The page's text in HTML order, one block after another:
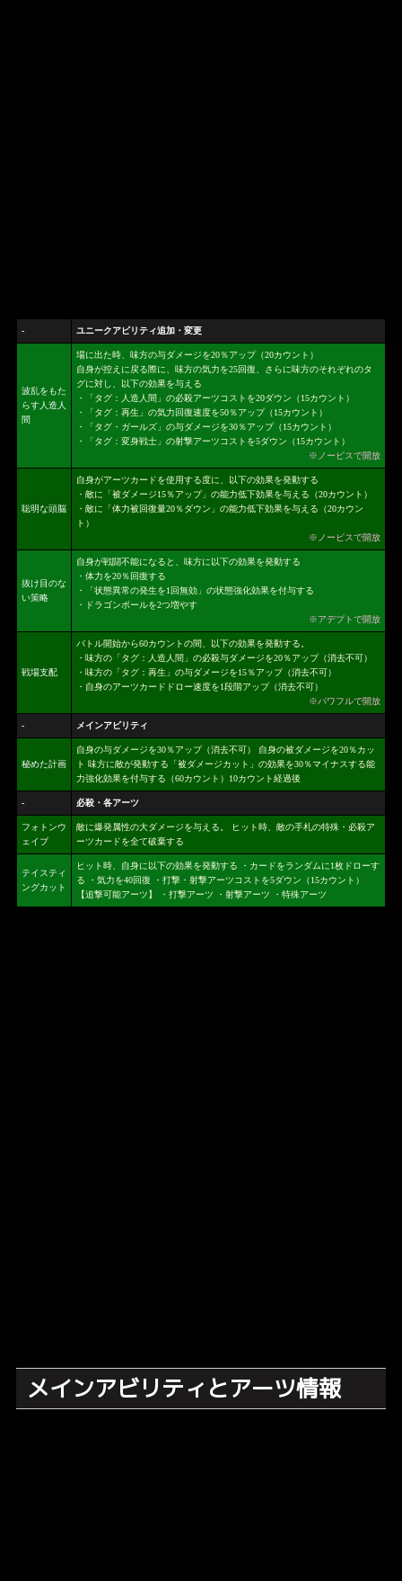
- ユニークアビリティ追加・変更
波乱をもた
らす人造人
間
場に出た時、味方の与ダメージを20％アップ（20カウント）
自身が控えに戻る際に、味方の気力を25回復、さらに味方のそれぞれのタ
グに対し、以下の効果を与える
・「タグ：人造人間」の必殺アーツコストを20ダウン（15カウント）
・「タグ：再生」の気力回復速度を50％アップ（15カウント）
・「タグ・ガールズ」の与ダメージを30％アップ（15カウント）
・「タグ：変身戦士」の射撃アーツコストを5ダウン（15カウント）
※ノービスで開放
聡明な頭脳
自身がアーツカードを使用する度に、以下の効果を発動する
・敵に「被ダメージ15％アップ」の能力低下効果を与える（20カウント）
・敵に「体力被回復量20％ダウン」の能力低下効果を与える（20カウン
ト）
※ノービスで開放
抜け目のな
い策略
自身が戦闘不能になると、味方に以下の効果を発動する
・体力を20％回復する
・「状態異常の発生を1回無効」の状態強化効果を付与する
・ドラゴンボールを2つ増やす
※アデプトで開放
戦場支配
バトル開始から60カウントの間、以下の効果を発動する。
・味方の「タグ：人造人間」の必殺与ダメージを20％アップ（消去不可）
・味方の「タグ：再生」の与ダメージを15％アップ（消去不可）
・自身のアーツカードドロー速度を1段階アップ（消去不可）
※パワフルで開放
- メインアビリティ
秘めた計画
自身の与ダメージを30％アップ（消去不可） 自身の被ダメージを20％カッ
ト 味方に敵が発動する「被ダメージカット」の効果を30％マイナスする能
力強化効果を付与する（60カウント）10カウント経過後
- 必殺・各アーツ
フォトンウ
ェイブ
敵に爆発属性の大ダメージを与える。 ヒット時、敵の手札の特殊・必殺ア
ーツカードを全て破棄する
テイスティ
ングカット
ヒット時、自身に以下の効果を発動する ・カードをランダムに1枚ドローす
る ・気力を40回復 ・打撃・射撃アーツコストを5ダウン（15カウント）
【追撃可能アーツ】 ・打撃アーツ ・射撃アーツ ・特殊アーツ
メインアビリティとアーツ情報